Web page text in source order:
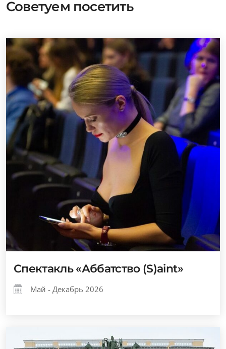
Советуем посетить
Спектакль «Аббатство (S)aint»
Май - Декабрь 2026